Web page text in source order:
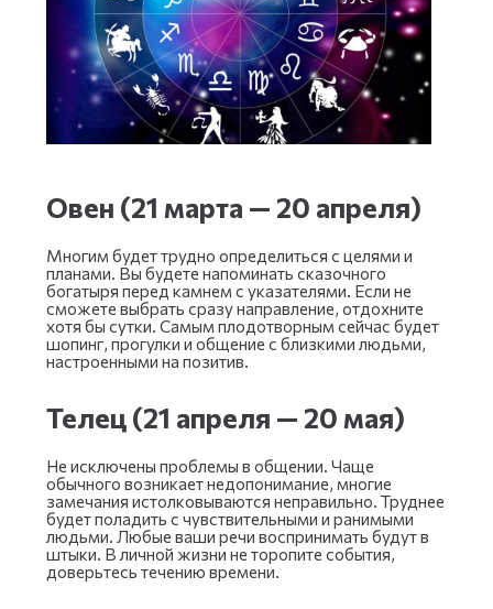
Овен (21 марта — 20 апреля)
Многим будет трудно определиться с целями и
планами. Вы будете напоминать сказочного
богатыря перед камнем с указателями. Если не
сможете выбрать сразу направление, отдохните
хотя бы сутки. Самым плодотворным сейчас будет
шопинг, прогулки и общение с близкими людьми,
настроенными на позитив.
Телец (21 апреля — 20 мая)
Не исключены проблемы в общении. Чаще
обычного возникает недопонимание, многие
замечания истолковываются неправильно. Труднее
будет поладить с чувствительными и ранимыми
людьми. Любые ваши речи воспринимать будут в
штыки. В личной жизни не торопите события,
доверьтесь течению времени.